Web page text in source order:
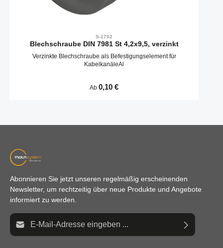
S-1702
Blechschraube DIN 7981 St 4,2x9,5, verzinkt
Verzinkte Blechschraube als Befestigungselement für
KabelkanäleAl
Regulärer Preis:
Ab 0,10 €
Abonnieren Sie jetzt unseren regelmäßig erscheinenden
Newsletter, um rechtzeitig über neue Produkte und Angebote
informiert zu werden.
E-Mail-Adresse*